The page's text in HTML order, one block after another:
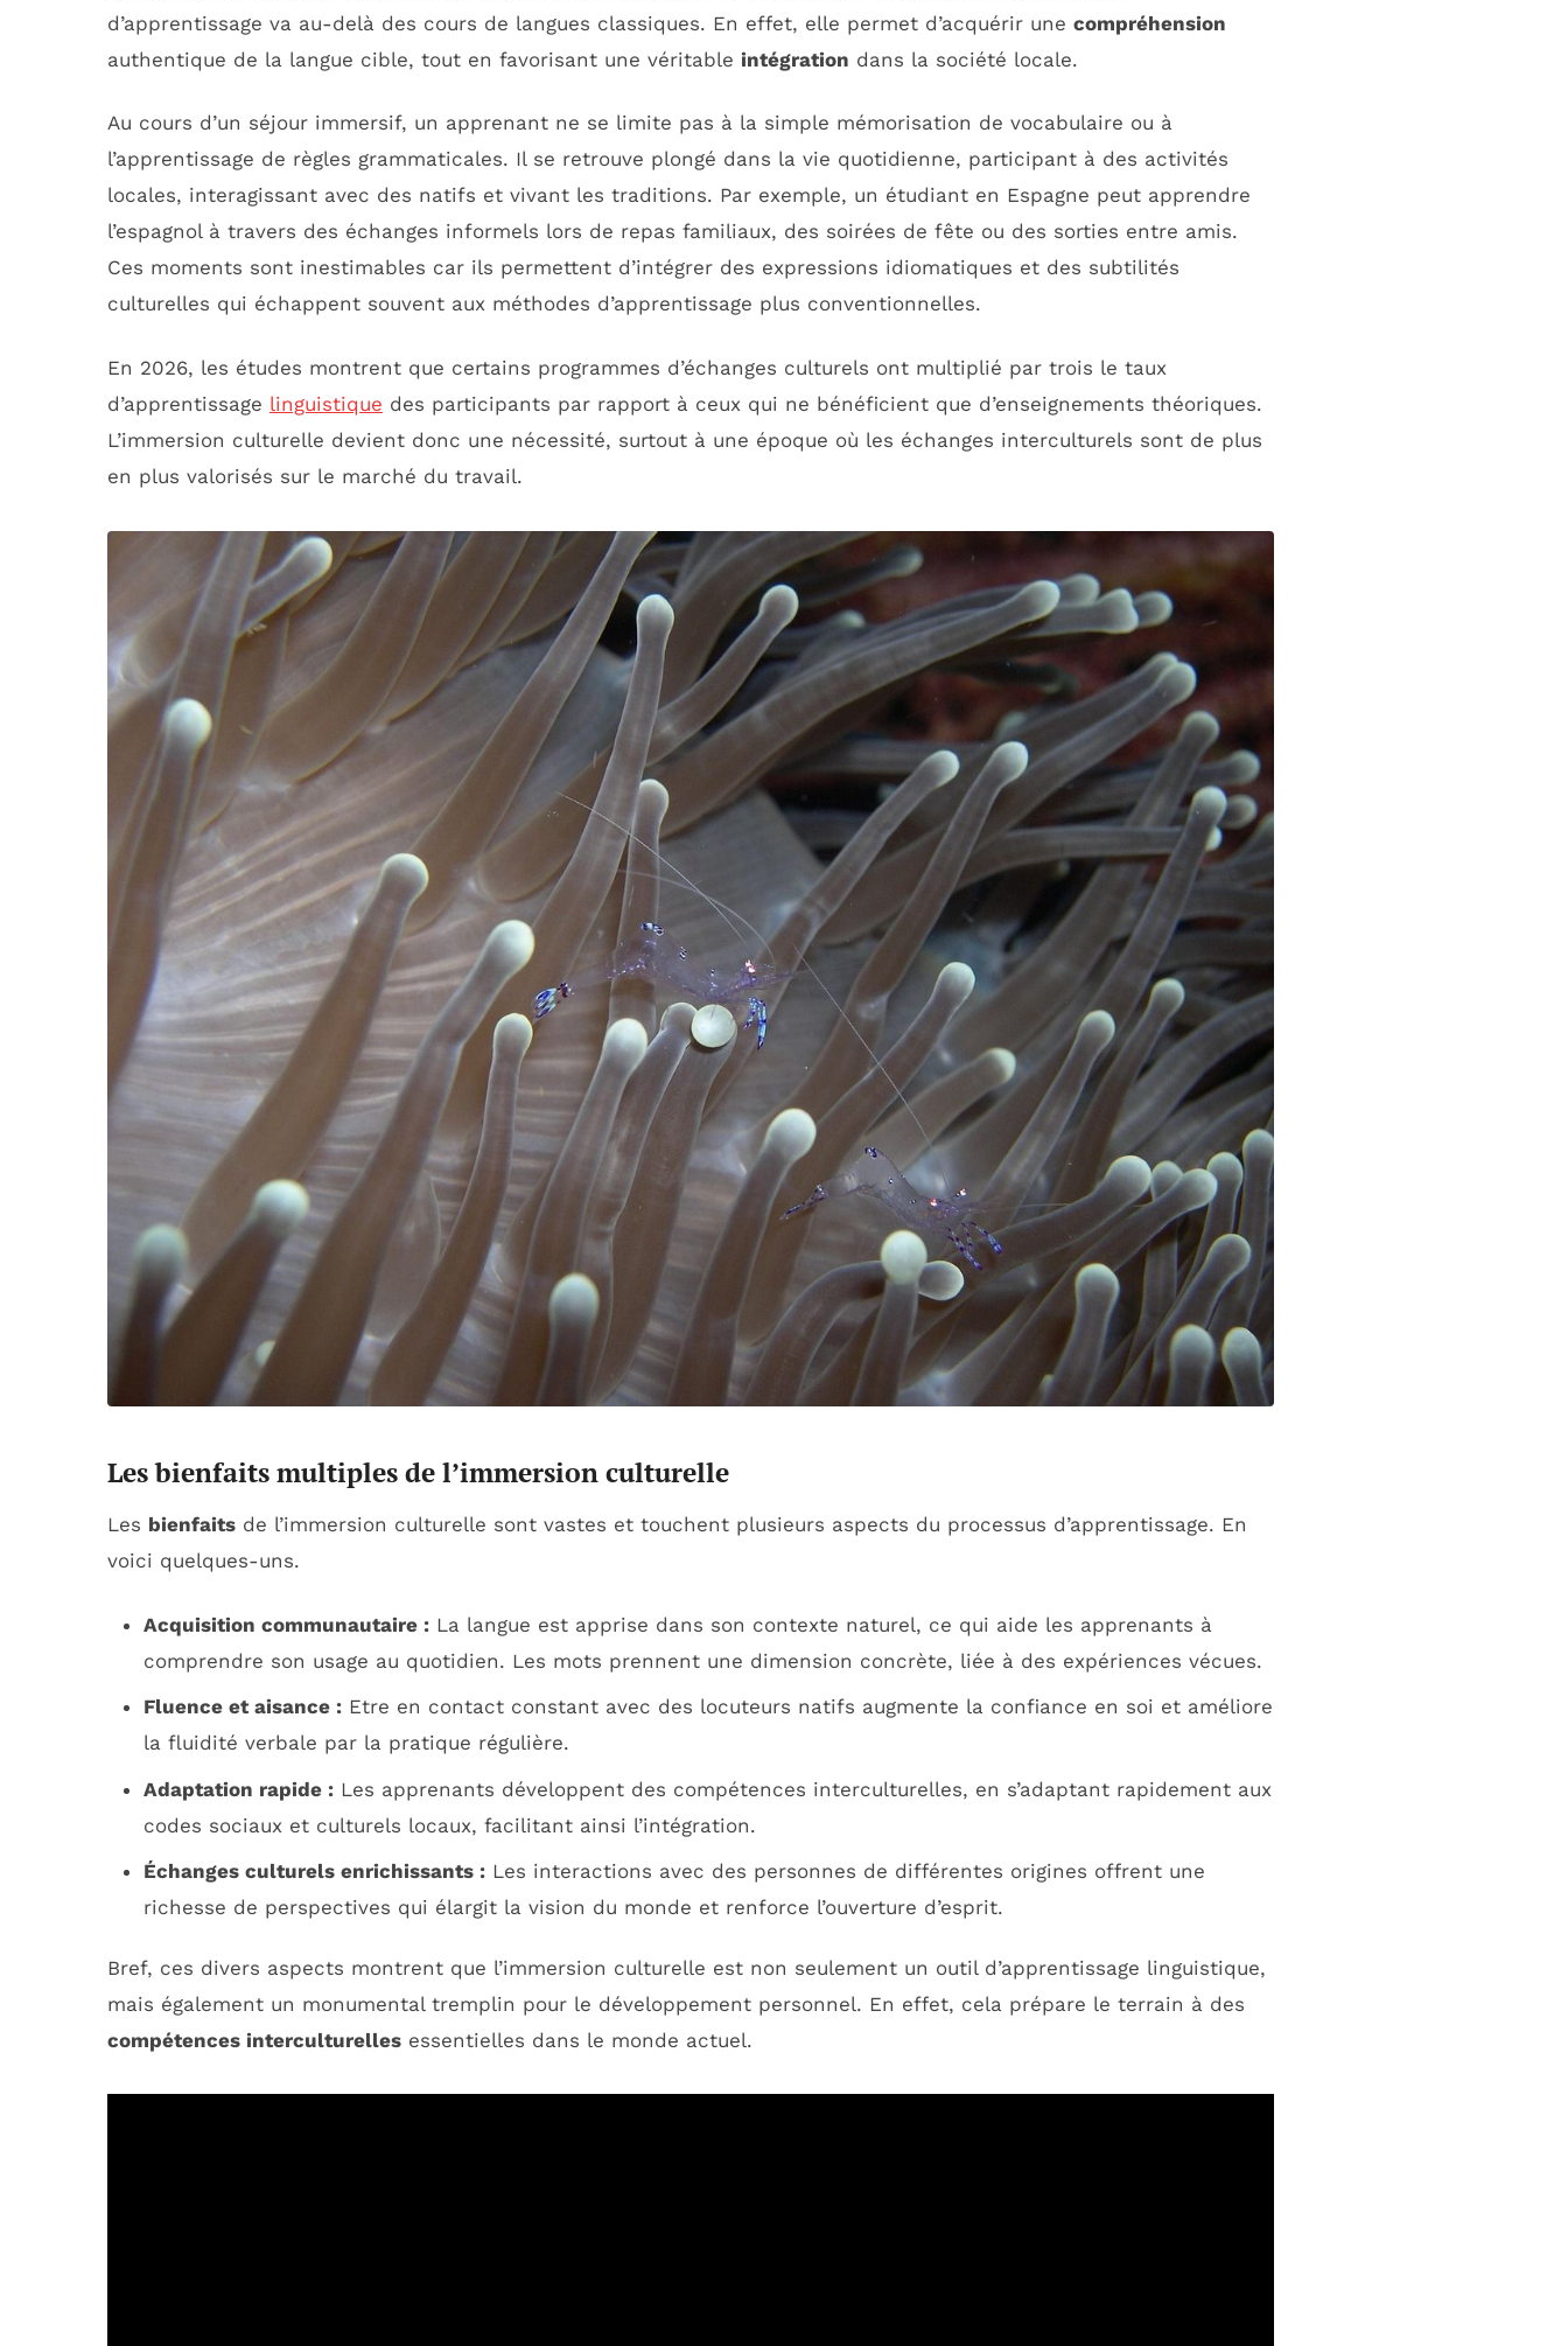
d’apprentissage va au-delà des cours de langues classiques. En effet, elle permet d’acquérir une compréhension
authentique de la langue cible, tout en favorisant une véritable intégration dans la société locale.
Au cours d’un séjour immersif, un apprenant ne se limite pas à la simple mémorisation de vocabulaire ou à
l’apprentissage de règles grammaticales. Il se retrouve plongé dans la vie quotidienne, participant à des activités
locales, interagissant avec des natifs et vivant les traditions. Par exemple, un étudiant en Espagne peut apprendre
l’espagnol à travers des échanges informels lors de repas familiaux, des soirées de fête ou des sorties entre amis.
Ces moments sont inestimables car ils permettent d’intégrer des expressions idiomatiques et des subtilités
culturelles qui échappent souvent aux méthodes d’apprentissage plus conventionnelles.
En 2026, les études montrent que certains programmes d’échanges culturels ont multiplié par trois le taux
d’apprentissage linguistique des participants par rapport à ceux qui ne bénéficient que d’enseignements théoriques.
L’immersion culturelle devient donc une nécessité, surtout à une époque où les échanges interculturels sont de plus
en plus valorisés sur le marché du travail.
Les bienfaits multiples de l’immersion culturelle
Les bienfaits de l’immersion culturelle sont vastes et touchent plusieurs aspects du processus d’apprentissage. En
voici quelques-uns.
Acquisition communautaire :La langue est apprise dans son contexte naturel, ce qui aide les apprenants à
comprendre son usage au quotidien. Les mots prennent une dimension concrète, liée à des expériences vécues.
Fluence et aisance :Etre en contact constant avec des locuteurs natifs augmente la confiance en soi et améliore
la fluidité verbale par la pratique régulière.
Adaptation rapide :Les apprenants développent des compétences interculturelles, en s’adaptant rapidement aux
codes sociaux et culturels locaux, facilitant ainsi l’intégration.
Échanges culturels enrichissants :Les interactions avec des personnes de différentes origines offrent une
richesse de perspectives qui élargit la vision du monde et renforce l’ouverture d’esprit.
Bref, ces divers aspects montrent que l’immersion culturelle est non seulement un outil d’apprentissage linguistique,
mais également un monumental tremplin pour le développement personnel. En effet, cela prépare le terrain à des
compétences interculturelles essentielles dans le monde actuel.